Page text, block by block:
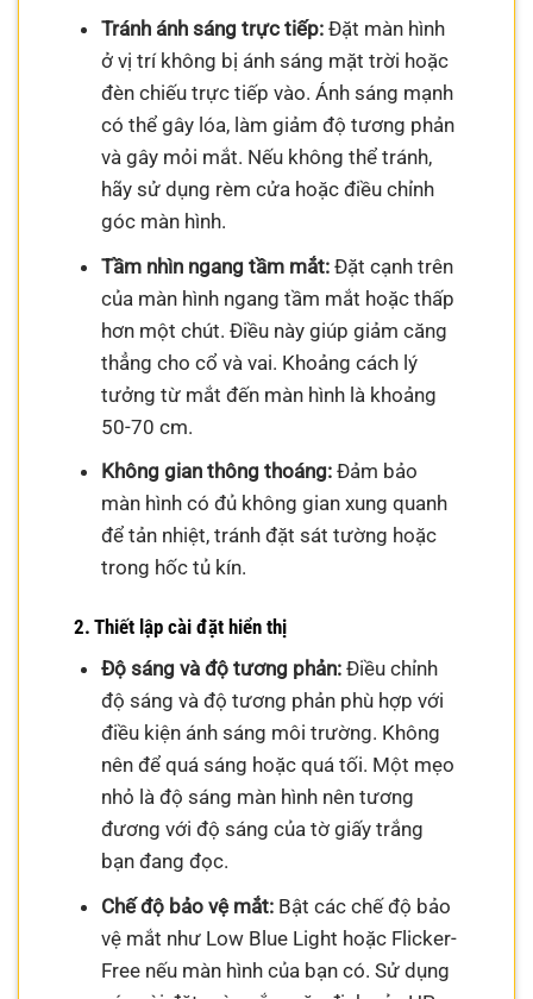
Tránh ánh sáng trực tiếp:Đặt màn hình
ở vị trí không bị ánh sáng mặt trời hoặc
đèn chiếu trực tiếp vào. Ánh sáng mạnh
có thể gây lóa, làm giảm độ tương phản
và gây mỏi mắt. Nếu không thể tránh,
hãy sử dụng rèm cửa hoặc điều chỉnh
góc màn hình.
Tầm nhìn ngang tầm mắt:Đặt cạnh trên
của màn hình ngang tầm mắt hoặc thấp
hơn một chút. Điều này giúp giảm căng
thẳng cho cổ và vai. Khoảng cách lý
tưởng từ mắt đến màn hình là khoảng
50-70 cm.
Không gian thông thoáng:Đảm bảo
màn hình có đủ không gian xung quanh
để tản nhiệt, tránh đặt sát tường hoặc
trong hốc tủ kín.
2. Thiết lập cài đặt hiển thị
Độ sáng và độ tương phản:Điều chỉnh
độ sáng và độ tương phản phù hợp với
điều kiện ánh sáng môi trường. Không
nên để quá sáng hoặc quá tối. Một mẹo
nhỏ là độ sáng màn hình nên tương
đương với độ sáng của tờ giấy trắng
bạn đang đọc.
Chế độ bảo vệ mắt:Bật các chế độ bảo
vệ mắt như Low Blue Light hoặc Flicker-
Free nếu màn hình của bạn có. Sử dụng